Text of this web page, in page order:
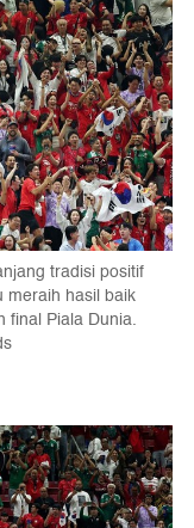
tradisi positif
meraih hasil baik
final Piala Dunia.